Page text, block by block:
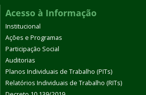
Acesso à Informação
Institucional
Ações e Programas
Participação Social
Auditorias
Planos Individuais de Trabalho (PITs)
Relatórios Individuais de Trabalho (RITs)